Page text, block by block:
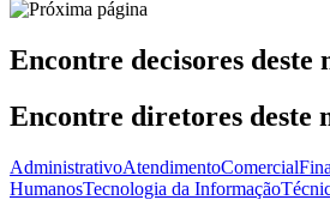
Encontre decisores deste
Encontre diretores deste
AdministrativoAtendimentoComercial
HumanosTecnologia da Informação